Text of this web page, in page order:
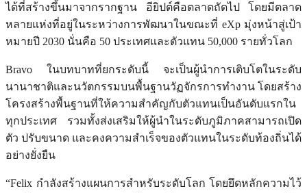
ได้ที่สร้างขึ้นมาจากรากฐาน อียิปต์คือตลาดถัดไป โดยมีตลาด
หลายแห่งที่อยู่ในระหว่างการพัฒนาในขณะที่ eXp มุ่งหน้าสู่เป้า
หมายปี 2030 นั่นคือ 50 ประเทศและตัวแทน 50,000 รายทั่วโลก
Bravo ในบทบาทที่ยกระดับนี้ จะเป็นผู้นำการเติบโตในระดับ
นานาชาติและนวัตกรรมบนพื้นฐานวัฏจักรการทำงาน โดยสร้าง
โครงสร้างพื้นฐานที่ให้ความสำคัญกับตัวแทนเป็นอันดับแรกใน
ทุกประเทศ รวมทั้งส่งเสริมให้ผู้นำในระดับภูมิภาคสามารถเปิด
ตัว ปรับขนาด และคงความสำเร็จของตัวแทนในระดับท้องถิ่นได้
อย่างยั่งยืน
“Felix กำลังสร้างแผนการสำหรับระดับโลก โดยยึดหลักความไว้